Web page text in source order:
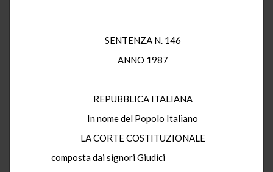
SENTENZA N. 146
ANNO 1987
REPUBBLICA ITALIANA
In nome del Popolo Italiano
LA CORTE COSTITUZIONALE
composta dai signori Giudici